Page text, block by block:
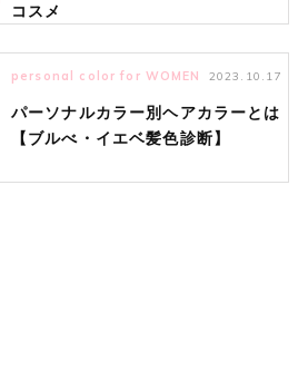
コスメ
personal color for WOMEN 2023.10.17
パーソナルカラー別ヘアカラーとは
【ブルべ・イエベ髪色診断】